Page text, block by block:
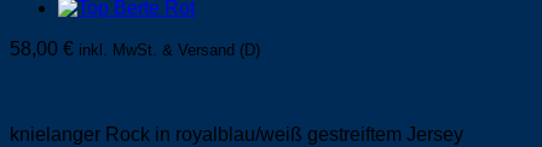
58,00 € inkl. MwSt. & Versand (D)
knielanger Rock in royalblau/weiß gestreiftem Jersey